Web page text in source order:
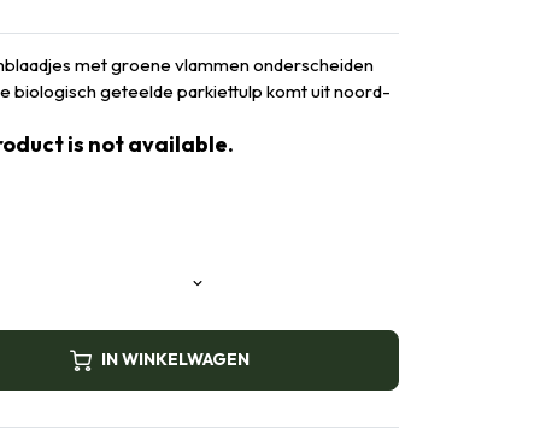
met groene vlammen onderscheiden
biologisch geteelde parkiettulp komt uit noord-
is not available.
IN WINKELWAGEN